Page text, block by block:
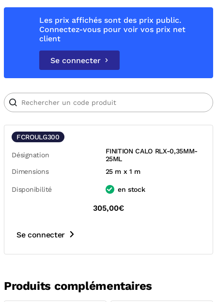
Les prix affichés sont des prix public.
Connectez-vous pour voir vos prix net
client
Se connecter
FCROULG300
Désignation
FINITION CALO RLX-0,35MM-
25ML
Dimensions
25 m x 1 m
Disponibilité en stock
305,00€
Se connecter
Produits complémentaires